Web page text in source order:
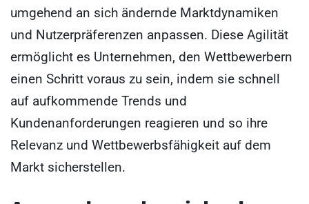
umgehend an sich ändernde Marktdynamiken
und Nutzerpräferenzen anpassen. Diese Agilität
ermöglicht es Unternehmen, den Wettbewerbern
einen Schritt voraus zu sein, indem sie schnell
auf aufkommende Trends und
Kundenanforderungen reagieren und so ihre
Relevanz und Wettbewerbsfähigkeit auf dem
Markt sicherstellen.